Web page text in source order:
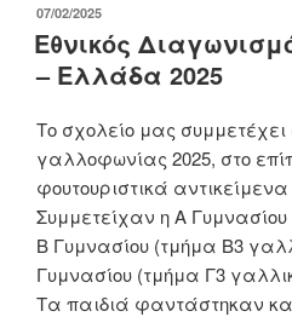
ΔΗΜΟΣΙΕΎΤΗΚΕ
ΣΤΙΣ
07/02/2025
Εθνικός
– Ελλάδα 2025
Το σχολείο μας
γαλλοφωνίας 2025, στο
φουτουριστικά
Συμμετείχαν η Α
Β Γυμνασίου (τμήμα Β3
Γυμνασίου (τμήμα Γ3
Τα παιδιά φαντάστηκαν